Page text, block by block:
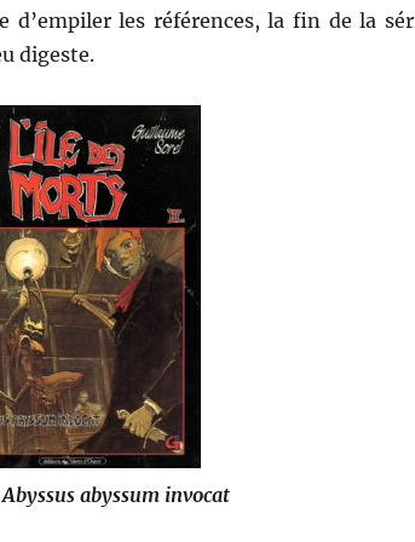
d’empiler les références, la fin de la
digeste.
Abyssus abyssum invocat